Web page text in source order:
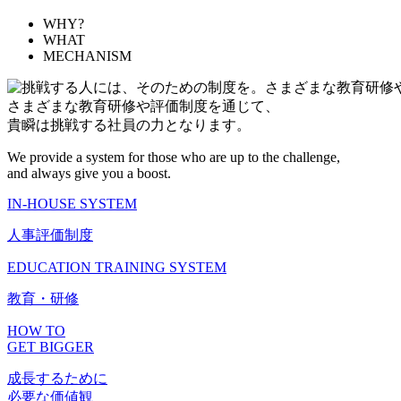
WHY?
WHAT
MECHANISM
さまざまな教育研修や評価制度を通じて、
貴瞬は挑戦する社員の力となります。
We provide a system for those who are up to the challenge,
and always give you a boost.
IN-HOUSE SYSTEM
人事評価制度
EDUCATION TRAINING SYSTEM
教育・研修
HOW TO
GET BIGGER
成長するために
必要な価値観